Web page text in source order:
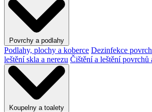
Povrchy a podlahy
Podlahy, plochy a koberce Dezinfekce
leštění skla a nerezu Čištění a leštění povrchů
Koupelny a toalety